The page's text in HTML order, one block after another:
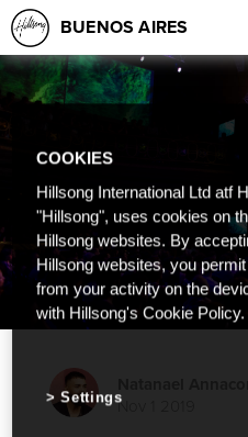
BUENOS AIRES
Nov 1 2019
COOKIES
Hillsong International Ltd atf
"Hillsong", uses cookies on
Hillsong websites. By
Hillsong websites, you
from your activity on the
with Hillsong's Cookie Policy.
Settings